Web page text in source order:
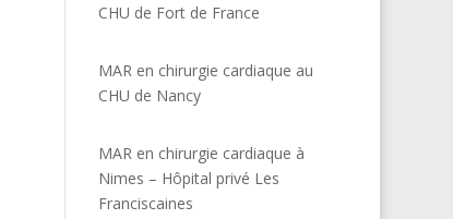
CHU de Fort de France
MAR en chirurgie cardiaque au
CHU de Nancy
MAR en chirurgie cardiaque à
Nimes – Hôpital privé Les
Franciscaines